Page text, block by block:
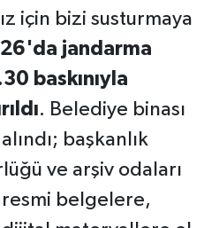
için bizi susturmaya
jandarma
baskınıyla
. Belediye binası
başkanlık
ve arşiv odaları
belgelere,